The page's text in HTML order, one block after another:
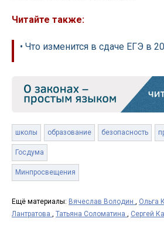
Читайте также:
• Что изменится в сдаче ЕГЭ в
школы образование безопасность
Госдума
Минпросвещения
Ещё материалы: Вячеслав Володин , Ольга
Лантратова , Татьяна Соломатина , Сергей